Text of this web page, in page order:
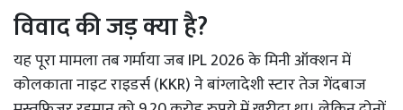
विवाद की जड़ क्या है?
यह पूरा मामला तब गर्माया जब IPL 2026 के मिनी ऑक्शन में
कोलकाता नाइट राइडर्स (KKR) ने बांग्लादेशी स्टार तेज गेंदबाज